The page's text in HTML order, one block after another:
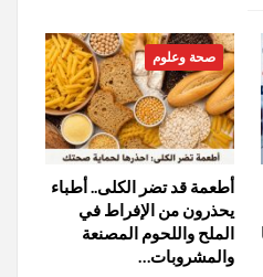
صحة وعلوم
أطعمة قد تضر الكلى.. أطباء
يحذرون من الإفراط في
الملح واللحوم المصنعة
والمشروبات…